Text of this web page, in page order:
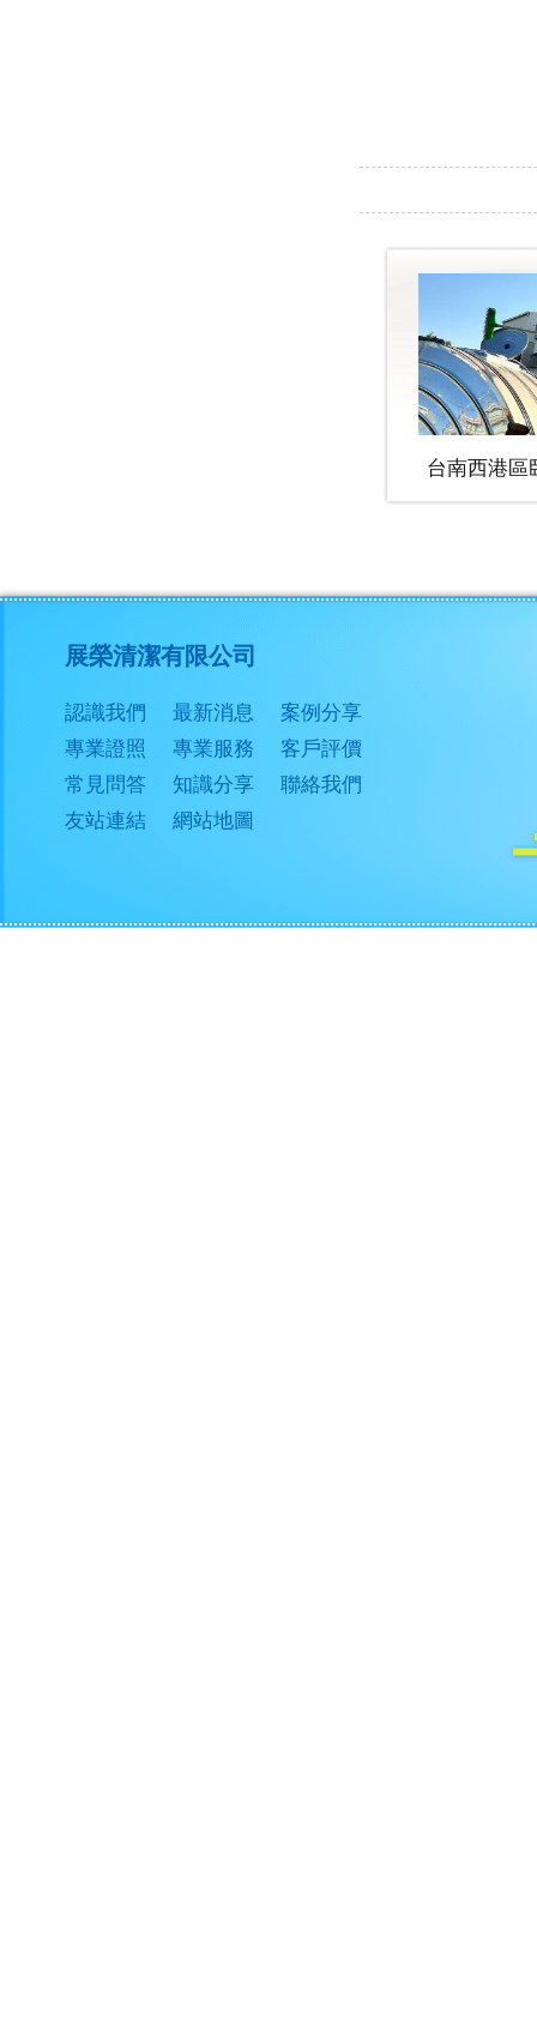
展榮清潔有限公司
認識我們 最新消息
案例分享
專業證照
專業服務
客戶評價
常見問答
知識分享
聯絡我們
友站連結
網站地圖